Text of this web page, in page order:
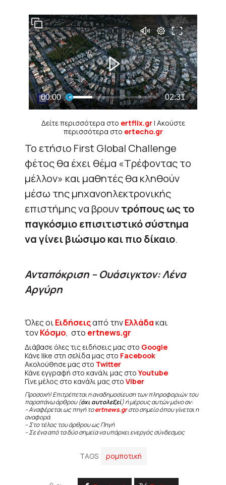
Δείτε περισσότερα στο ertflix.gr| Ακούστε
περισσότερα στο ertecho.gr
Το ετήσιο First Global Challenge
φέτος θα έχει θέμα «Τρέφοντας το
μέλλον» και μαθητές θα κληθούν
μέσω της μηχανοηλεκτρονικής
επιστήμης να βρουντρόπους ως το
παγκόσμιο επισιτιστικό σύστημα
να γίνει βιώσιμο και πιο δίκαιο.
Ανταπόκριση – Ουάσιγκτον: Λένα
Αργύρη
Όλες οιΕιδήσειςαπό τηνΕλλάδακαι
τονΚόσμο, στο ertnews.gr
Διάβασε όλες τις ειδήσεις μας στο Google
Κάνε like στη σελίδα μας στο Facebook
Ακολούθησε μας στο Twitter
Κάνε εγγραφή στο κανάλι μας στοYoutube
Γίνε μέλος στο κανάλι μας στο Viber
Προσοχή! Επιτρέπεται η αναδημοσίευση των πληροφοριών του
παραπάνω άρθρου (όχι αυτολεξεί) ή μέρους αυτών μόνο αν:
– Αναφέρεται ως πηγή τοertnews.grστο σημείο όπου γίνεται η
αναφορά.
– Στο τέλος του άρθρου ως Πηγή
– Σε ένα από τα δύο σημεία να υπάρχει ενεργός σύνδεσμος
TAGS ρομποτική